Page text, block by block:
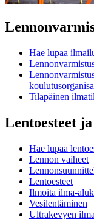
Hae lupaa
Tilapäinen
Lentoesteet
Hae lupaa
Lennon vaiheet
Lentoesteet
Ilmoita ilma-
Vesilentäminen
Ultrakevyen